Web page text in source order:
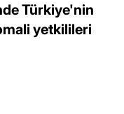
Türkiye'nin
yetkilileri